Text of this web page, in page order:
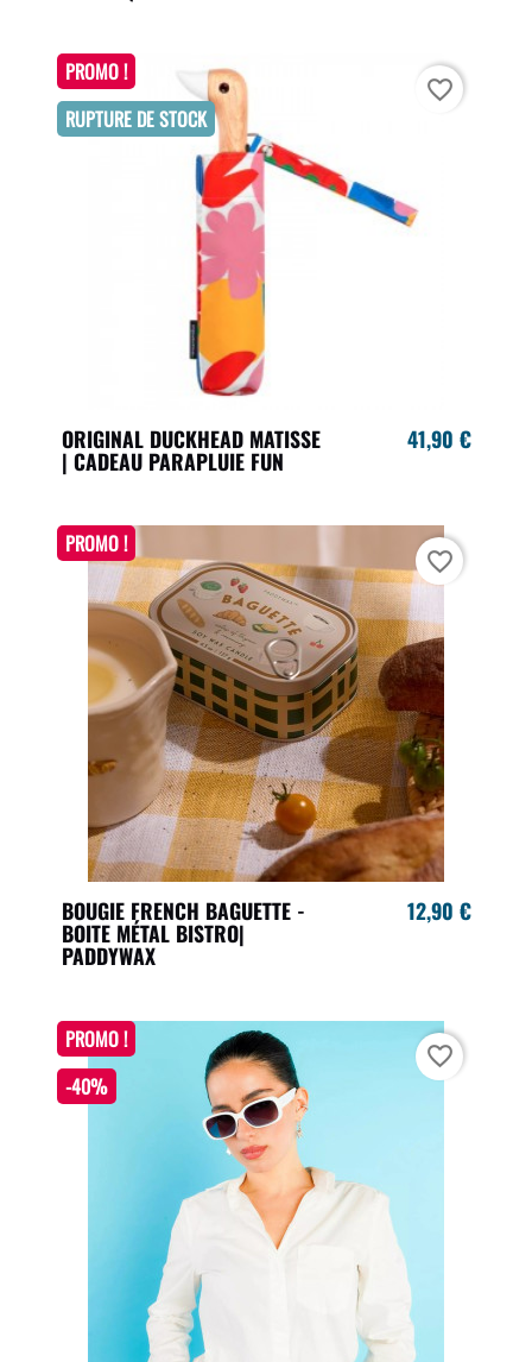
ORIGINAL DUCKHEAD MATISSE
| CADEAU PARAPLUIE FUN
41,90 €
PROMO !
RUPTURE DE STOCK
favorite_border
BOUGIE FRENCH BAGUETTE -
BOITE MÉTAL BISTRO|
PADDYWAX
12,90 €
PROMO !
favorite_border
PROMO !
-40%
favorite_border